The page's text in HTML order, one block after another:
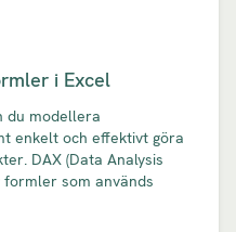
i Excel
du modellera
enkelt och effektivt göra
DAX (Data Analysis
formler som används